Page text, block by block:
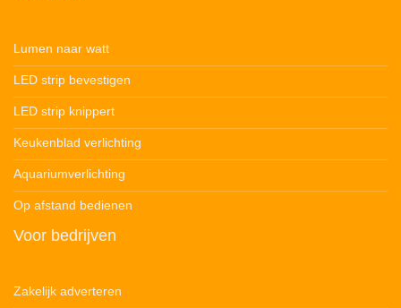
Lumen naar watt
LED strip bevestigen
LED strip knippert
Keukenblad verlichting
Aquariumverlichting
Op afstand bedienen
Voor bedrijven
Zakelijk adverteren